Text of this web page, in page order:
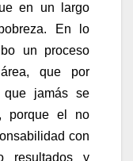
en un largo
En lo
un proceso
que por
que jamás se
porque el no
con
resultados y